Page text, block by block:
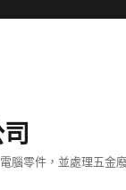
腦零件，並處理五